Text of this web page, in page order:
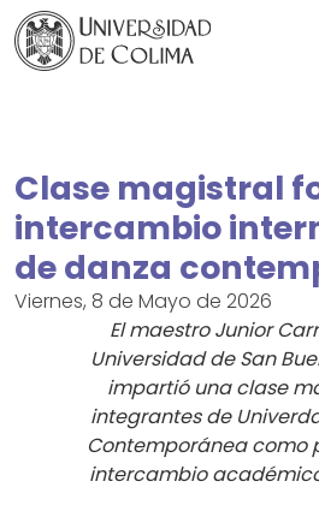
Clase magistral
intercambio
de danza
Viernes, 8 de Mayo de 2026
El maestro Junior
Universidad de San
impartió una clase
integrantes de
Contemporánea como
intercambio